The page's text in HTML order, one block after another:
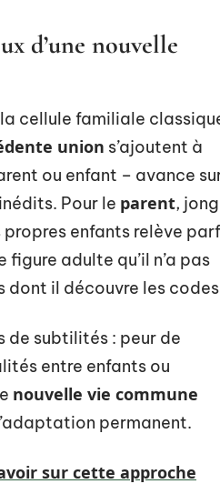
d’une nouvelle
cellule familiale
union s’ajoutent à
ou enfant – avance
Pour le parent,
propres enfants relève
adulte qu’il n’a pas
dont il découvre les
de subtilités : peur de
entre enfants ou
nouvelle vie commune
permanent.
sur cette approche